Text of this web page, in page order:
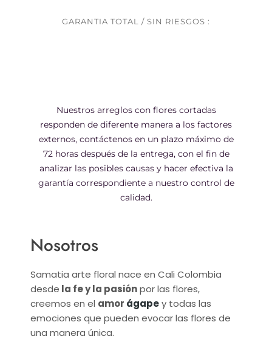
GARANTIA TOTAL / SIN RIESGOS :
Nuestros arreglos con flores cortadas
responden de diferente manera a los factores
externos, contáctenos en un plazo máximo de
72 horas después de la entrega, con el fin de
analizar las posibles causas y hacer efectiva la
garantía correspondiente a nuestro control de
calidad.
Nosotros
Samatia arte floral nace en Cali Colombia
desde la fe y la pasiónpor las flores,
creemos en el amor ágapey todas las
emociones que pueden evocar las flores de
una manera única.